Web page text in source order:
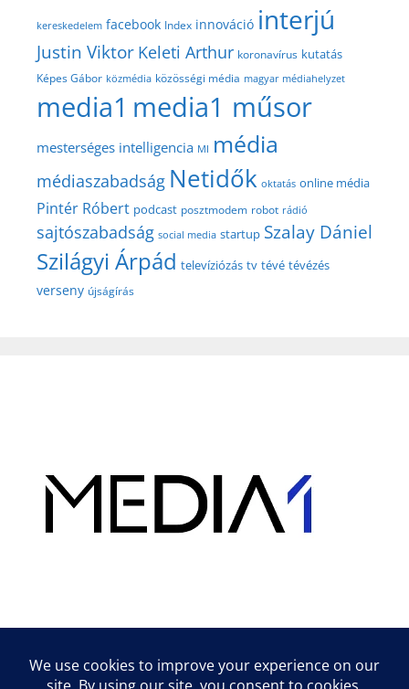
kereskedelem facebook Index innováció interjú
Justin Viktor Keleti Arthur koronavírus kutatás
Képes Gábor közmédia közösségi média magyar médiahelyzet
media1 media1 műsor
mesterséges intelligencia MI média
médiaszabadság Netidők oktatás online média
Pintér Róbert podcast posztmodem robot rádió
sajtószabadság social media startup Szalay Dániel
Szilágyi Árpád televíziózás tv tévé tévézés
verseny újságírás